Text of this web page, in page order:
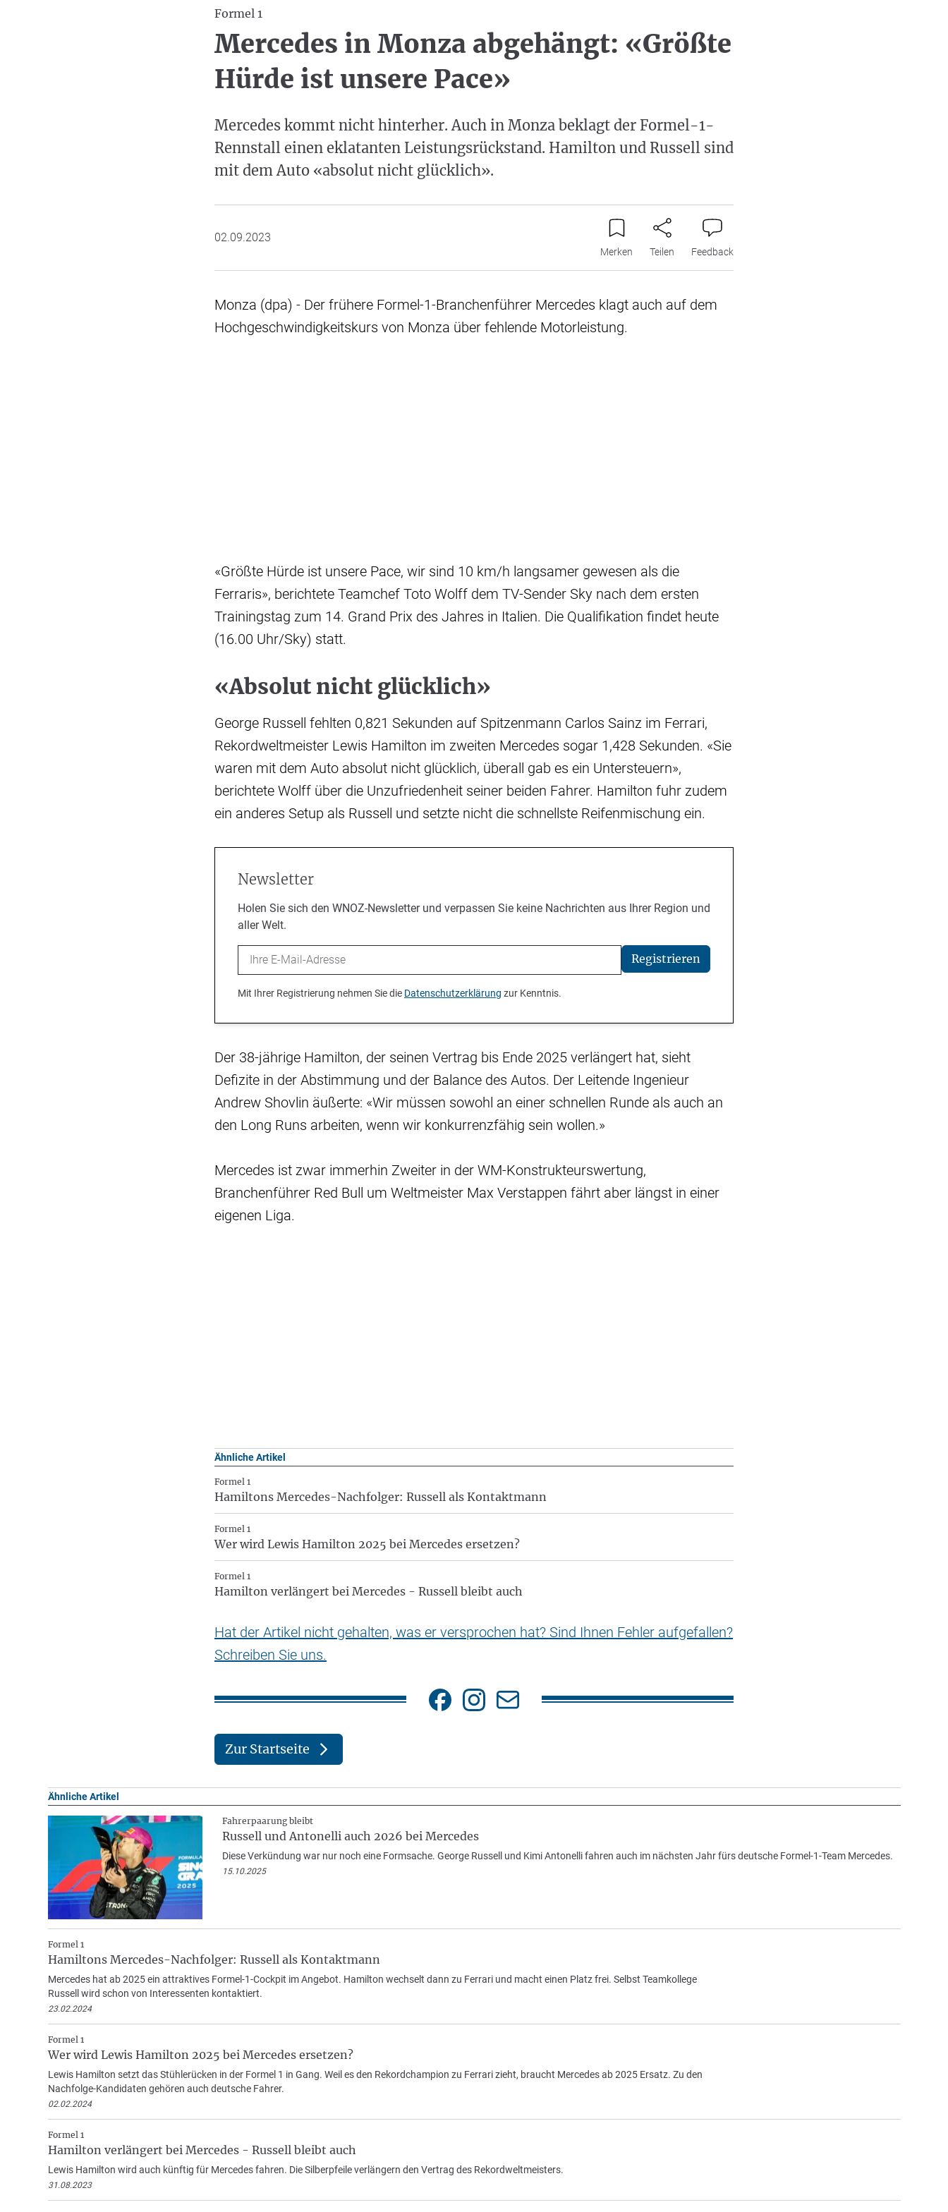
Formel 1
Mercedes in Monza abgehängt: «Größte
Hürde ist unsere Pace»
Mercedes kommt nicht hinterher. Auch in Monza beklagt der Formel-1-
Rennstall einen eklatanten Leistungsrückstand. Hamilton und Russell sind
mit dem Auto «absolut nicht glücklich».
02.09.2023
Merken Teilen Feedback
Monza (dpa) - Der frühere Formel-1-Branchenführer Mercedes klagt auch auf dem
Hochgeschwindigkeitskurs von Monza über fehlende Motorleistung.
«Größte Hürde ist unsere Pace, wir sind 10 km/h langsamer gewesen als die
Ferraris», berichtete Teamchef Toto Wolff dem TV-Sender Sky nach dem ersten
Trainingstag zum 14. Grand Prix des Jahres in Italien. Die Qualifikation findet heute
(16.00 Uhr/Sky) statt.
«Absolut nicht glücklich»
George Russell fehlten 0,821 Sekunden auf Spitzenmann Carlos Sainz im Ferrari,
Rekordweltmeister Lewis Hamilton im zweiten Mercedes sogar 1,428 Sekunden. «Sie
waren mit dem Auto absolut nicht glücklich, überall gab es ein Untersteuern»,
berichtete Wolff über die Unzufriedenheit seiner beiden Fahrer. Hamilton fuhr zudem
ein anderes Setup als Russell und setzte nicht die schnellste Reifenmischung ein.
Newsletter
Holen Sie sich den WNOZ-Newsletter und verpassen Sie keine Nachrichten aus Ihrer Region und
aller Welt.
Email Registrieren
Mit Ihrer Registrierung nehmen Sie die Datenschutzerklärung zur Kenntnis.
Der 38-jährige Hamilton, der seinen Vertrag bis Ende 2025 verlängert hat, sieht
Defizite in der Abstimmung und der Balance des Autos. Der Leitende Ingenieur
Andrew Shovlin äußerte: «Wir müssen sowohl an einer schnellen Runde als auch an
den Long Runs arbeiten, wenn wir konkurrenzfähig sein wollen.»
Mercedes ist zwar immerhin Zweiter in der WM-Konstrukteurswertung,
Branchenführer Red Bull um Weltmeister Max Verstappen fährt aber längst in einer
eigenen Liga.
Ähnliche Artikel
Formel 1
Hamiltons Mercedes-Nachfolger: Russell als Kontaktmann
Formel 1
Wer wird Lewis Hamilton 2025 bei Mercedes ersetzen?
Formel 1
Hamilton verlängert bei Mercedes - Russell bleibt auch
Hat der Artikel nicht gehalten, was er versprochen hat? Sind Ihnen Fehler aufgefallen?
Schreiben Sie uns.
Zur Startseite
Ähnliche Artikel
Fahrerpaarung bleibt
Russell und Antonelli auch 2026 bei Mercedes
Diese Verkündung war nur noch eine Formsache. George Russell und Kimi Antonelli fahren auch im nächsten Jahr fürs deutsche Formel-1-Team Mercedes.
15.10.2025
Formel 1
Hamiltons Mercedes-Nachfolger: Russell als Kontaktmann
Mercedes hat ab 2025 ein attraktives Formel-1-Cockpit im Angebot. Hamilton wechselt dann zu Ferrari und macht einen Platz frei. Selbst Teamkollege
Russell wird schon von Interessenten kontaktiert.
23.02.2024
Formel 1
Wer wird Lewis Hamilton 2025 bei Mercedes ersetzen?
Lewis Hamilton setzt das Stühlerücken in der Formel 1 in Gang. Weil es den Rekordchampion zu Ferrari zieht, braucht Mercedes ab 2025 Ersatz. Zu den
Nachfolge-Kandidaten gehören auch deutsche Fahrer.
02.02.2024
Formel 1
Hamilton verlängert bei Mercedes - Russell bleibt auch
Lewis Hamilton wird auch künftig für Mercedes fahren. Die Silberpfeile verlängern den Vertrag des Rekordweltmeisters.
31.08.2023